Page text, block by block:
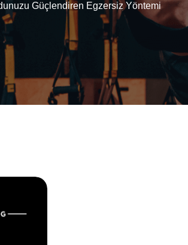
Güçlendiren Egzersiz Yöntemi